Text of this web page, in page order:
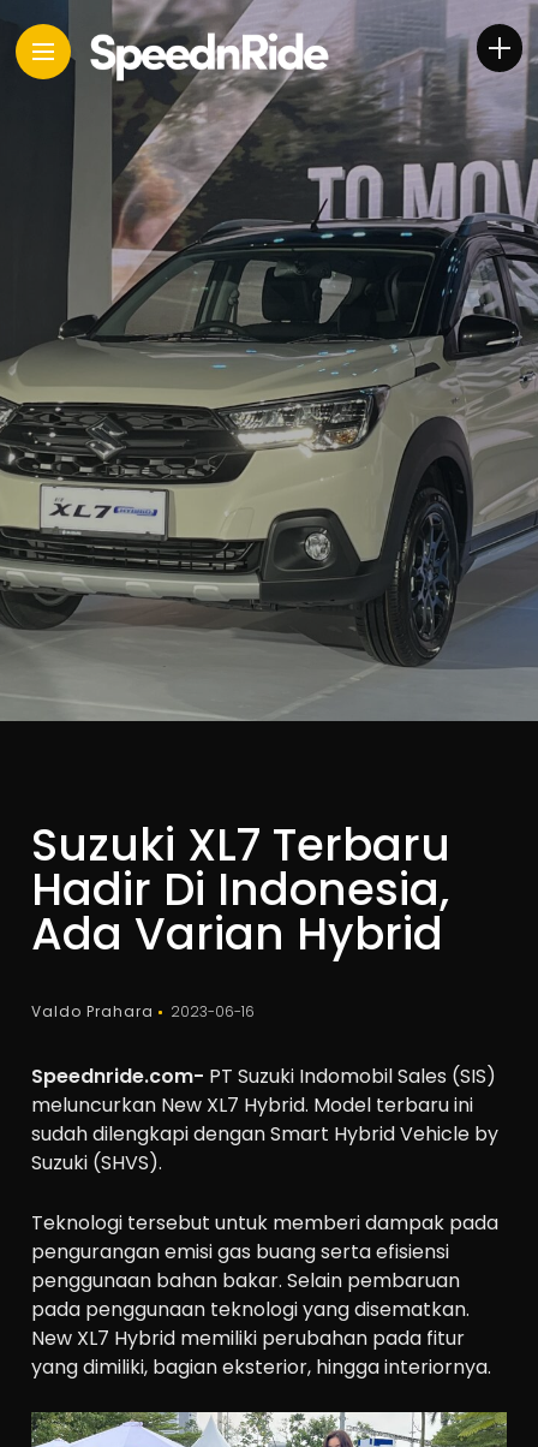
Suzuki XL7 Terbaru
Hadir Di Indonesia,
Ada Varian Hybrid
Valdo Prahara 2023-06-16
Speednride.com- PT Suzuki Indomobil Sales (SIS)
meluncurkan New XL7 Hybrid. Model terbaru ini
sudah dilengkapi dengan Smart Hybrid Vehicle by
Suzuki (SHVS).
Teknologi tersebut untuk memberi dampak pada
pengurangan emisi gas buang serta efisiensi
penggunaan bahan bakar. Selain pembaruan
pada penggunaan teknologi yang disematkan.
New XL7 Hybrid memiliki perubahan pada fitur
yang dimiliki, bagian eksterior, hingga interiornya.